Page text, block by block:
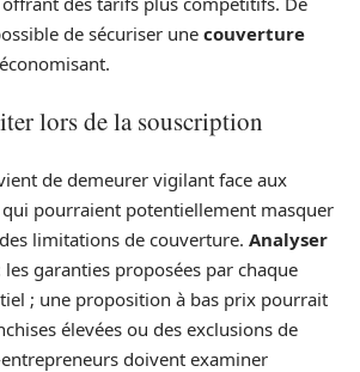
de sécuriser une couverture
lors de la souscription
de demeurer vigilant face aux
pourraient potentiellement masquer
limitations de couverture. Analyser
les garanties proposées par chaque
; une proposition à bas prix pourrait
élevées ou des exclusions de
doivent examiner